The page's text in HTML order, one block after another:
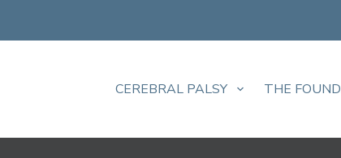
CEREBRAL PALSY THE